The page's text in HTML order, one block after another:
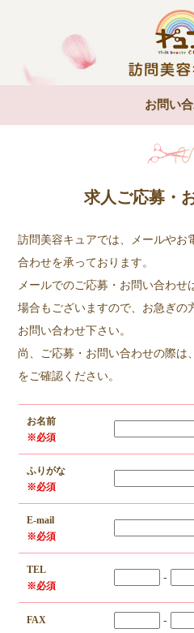
お問い
求人ご応募・
訪問美容キュアでは、メールやお
合わせを承っております。
メールでのご応募・お問い合わせ
場合もございますので、お急ぎの
お問い合わせ下さい。
尚、ご応募・お問い合わせの際は
をご確認ください。
お名前
※必須
ふりがな
※必須
E-mail
※必須
TEL
※必須
-
FAX -